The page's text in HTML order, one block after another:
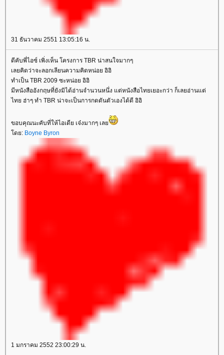
31 ธันวาคม 2551 13:05:16 น.
ดีคับพี่ไอซ์ เพิ่งเห็น โครงการ TBR น่าสนใจมากๆ
เลยคิดว่าจะลอกเลียนความคิดหน่อย อิอิ
ทำเป็น TBR 2009 ซะหน่อย อิอิ
มีหนังสืออังกฤษที่ยังมิได้อ่านจำนวนหนึ่ง แต่หนังสือไทยเยอะกว่า ก็เลยอ่านแต่
ไทย ฮ่าๆ ทำ TBR น่าจะเป็นการกดดันตัวเองได้ดี อิอิ
ขอบคุณนะคับที่ให้ไอเดีย เจ๋งมากๆ เล
ดย: Boyne Byron
1 มกราคม 2552 23:00:29 น.